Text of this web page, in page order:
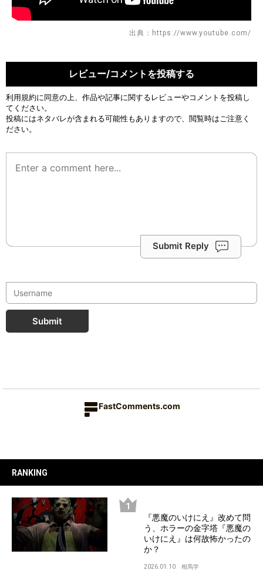
出典：https://www.youtube.com/
レビュー/コメントを投稿する
利用規約に同意の上、作品や記事に関するレビューやコメントを投稿し
てください。
投稿にはネタバレが含まれる可能性もありますので、閲覧時はご注意く
ださい。
Submit Reply
Submit
FastComments.com
RANKING
『悪魔のいけにえ』改めて問
う、ホラーの金字塔『悪魔の
いけにえ』は何故怖かったの
か？
2026.01.10 相馬学